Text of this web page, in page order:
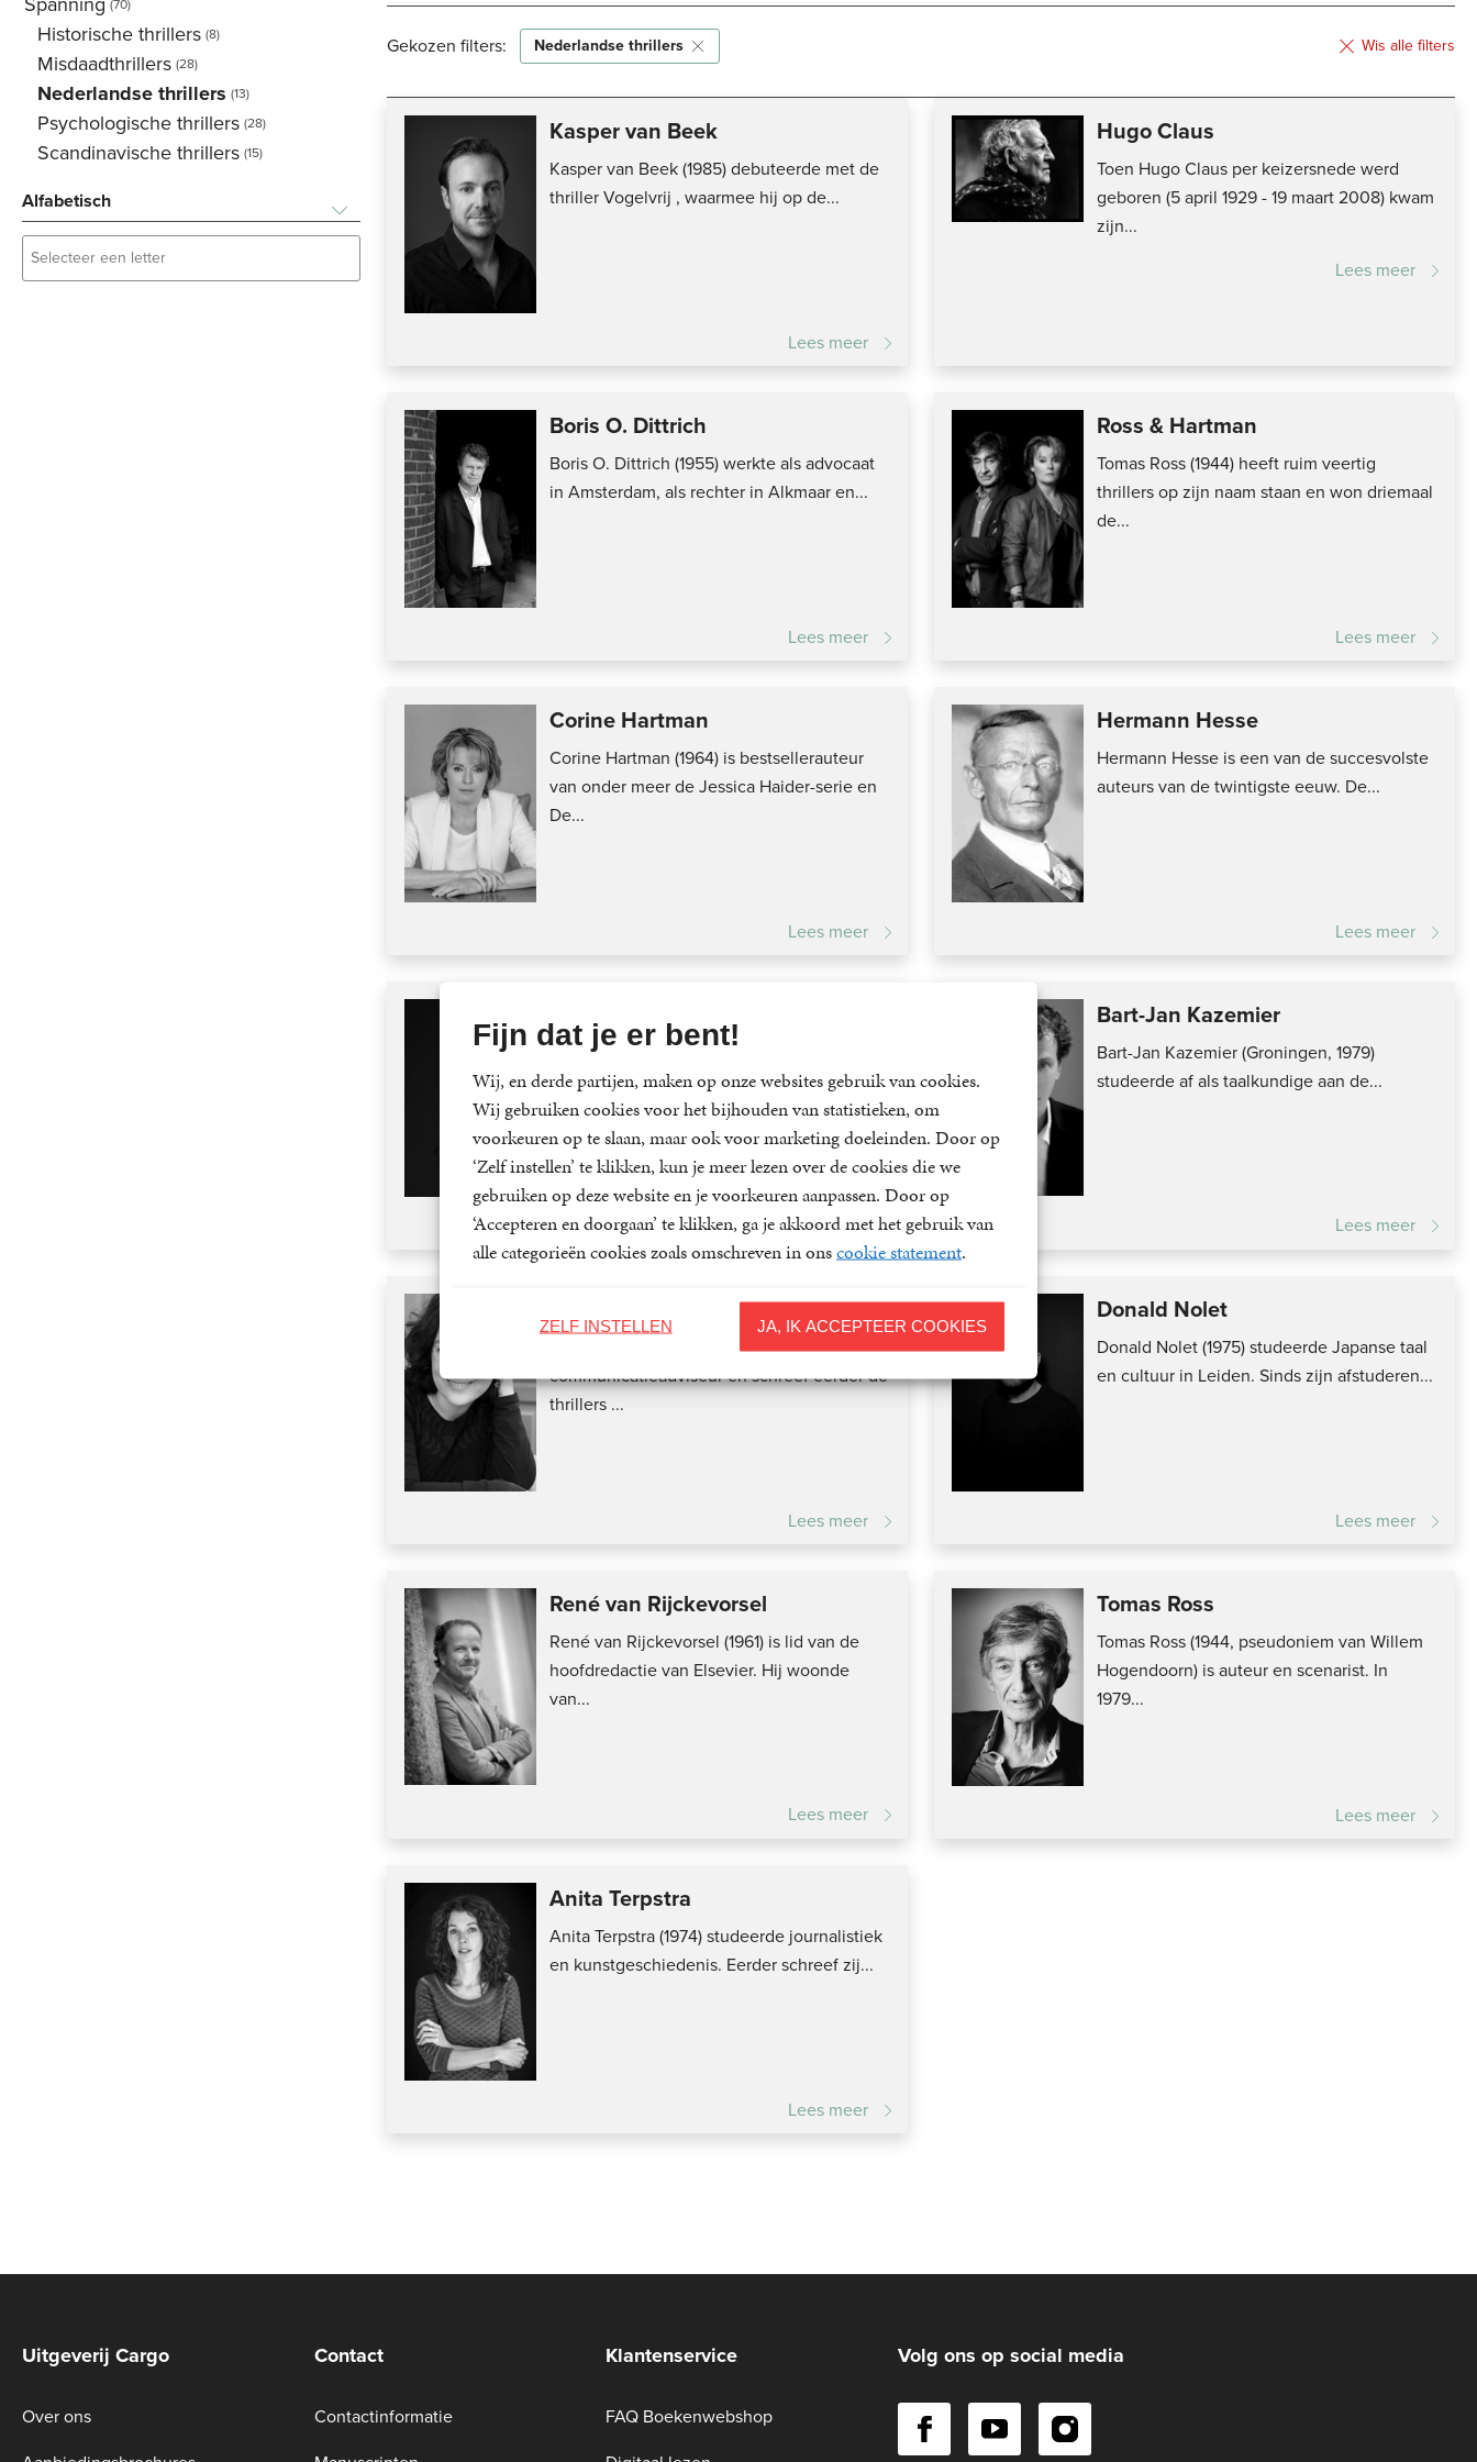
Fijn dat je er bent!
Wij, en derde partijen, maken op onze websites gebruik van cookies.
Wij gebruiken cookies voor het bijhouden van statistieken, om
voorkeuren op te slaan, maar ook voor marketing doeleinden. Door op
‘Zelf instellen’ te klikken, kun je meer lezen over de cookies die we
gebruiken op deze website en je voorkeuren aanpassen. Door op
‘Accepteren en doorgaan’ te klikken, ga je akkoord met het gebruik van
alle categorieën cookies zoals omschreven in onscookie statement.
JA, IK ACCEPTEER COOKIES
ZELF INSTELLEN
(70)
Historische thrillers (8)
Misdaadthrillers (28)
Nederlandse thrillers (13)
Psychologische thrillers (28)
Scandinavische thrillers (15)
Alfabetisch
Selecteer een letter
Achternaam (Z-A)
Gekozen filters: Nederlandse thrillers Wis alle filters
Kasper van Beek
Kasper van Beek (1985) debuteerde met de
thriller Vogelvrij , waarmee hij op de...
Lees meer
Hugo Claus
Toen Hugo Claus per keizersnede werd
geboren (5 april 1929 - 19 maart 2008) kwam
zijn...
Lees meer
Boris O. Dittrich
Boris O. Dittrich (1955) werkte als advocaat
in Amsterdam, als rechter in Alkmaar en...
Lees meer
Ross & Hartman
Tomas Ross (1944) heeft ruim veertig
thrillers op zijn naam staan en won driemaal
de...
Lees meer
Corine Hartman
Corine Hartman (1964) is bestsellerauteur
van onder meer de Jessica Haider-serie en
De...
Lees meer
Hermann Hesse
Hermann Hesse is een van de succesvolste
auteurs van de twintigste eeuw. De...
Lees meer
Roel Janssen
Roel Janssen (1947) is financieel-
economisch journalist, voormalig redacteur
van NRC...
Lees meer
Bart-Jan Kazemier
Bart-Jan Kazemier (Groningen, 1979)
studeerde af als taalkundige aan de...
Lees meer
Heleen van der Kemp
Heleen van der Kemp (1974) is
communicatieadviseur en schreef eerder de
thrillers ...
Lees meer
Donald Nolet
Donald Nolet (1975) studeerde Japanse taal
en cultuur in Leiden. Sinds zijn afstuderen...
Lees meer
René van Rijckevorsel
René van Rijckevorsel (1961) is lid van de
hoofdredactie van Elsevier. Hij woonde
van...
Lees meer
Tomas Ross
Tomas Ross (1944, pseudoniem van Willem
Hogendoorn) is auteur en scenarist. In
1979...
Lees meer
Anita Terpstra
Anita Terpstra (1974) studeerde journalistiek
en kunstgeschiedenis. Eerder schreef zij...
Lees meer
Uitgeverij Cargo
Over ons
Contact
Contactinformatie
Klantenservice
FAQ Boekenwebshop
Volg ons op social media